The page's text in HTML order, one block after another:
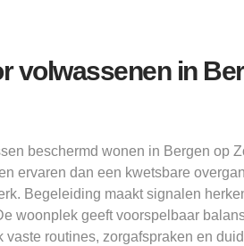
volwassenen in
beschermd wonen in Bergen op
ervaren dan een kwetsbare
Begeleiding maakt signalen
woonplek geeft voorspelbaar
routines, zorgafspraken en